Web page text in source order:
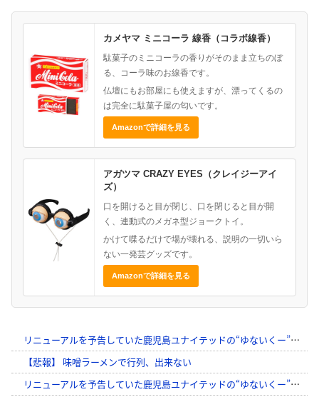
カメヤマ ミニコーラ 線香（コラボ線香）
駄菓子のミニコーラの香りがそのまま立ちのぼ
る、コーラ味のお線香です。
仏壇にもお部屋にも使えますが、漂ってくるの
は完全に駄菓子屋の匂いです。
Amazonで詳細を見る
アガツマ CRAZY EYES（クレイジーアイ
ズ）
口を開けると目が閉じ、口を閉じると目が開
く、連動式のメガネ型ジョークトイ。
かけて喋るだけで場が壊れる、説明の一切いら
ない一発芸グッズです。
Amazonで詳細を見る